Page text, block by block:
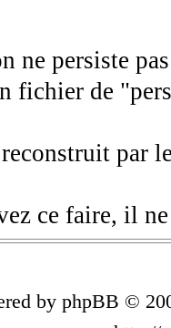
ne persiste
fichier de
par
ce faire, il
by phpBB ©